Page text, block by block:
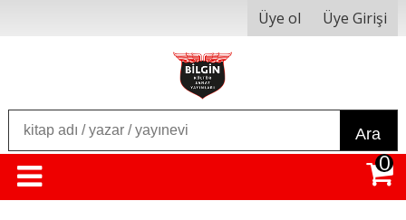
Üye ol Üye Girişi
Ara
0